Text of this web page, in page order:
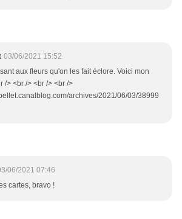
03/06/2021 15:52
aux fleurs qu'on les fait éclore. Voici mon
/> <br /> <br /> <br />
archives/2021/06/03/38999
06/2021 07:46
cartes, bravo !